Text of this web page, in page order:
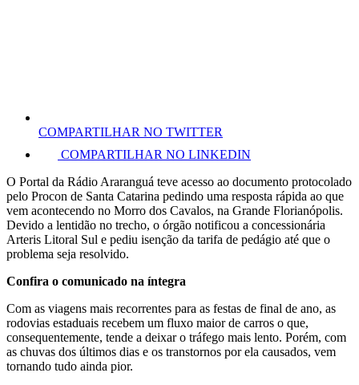
COMPARTILHAR NO TWITTER
COMPARTILHAR NO LINKEDIN
O Portal da Rádio Araranguá teve acesso ao documento protocolado
pelo Procon de Santa Catarina pedindo uma resposta rápida ao que
vem acontecendo no Morro dos Cavalos, na Grande Florianópolis.
Devido a lentidão no trecho, o órgão notificou a concessionária
Arteris Litoral Sul e pediu isenção da tarifa de pedágio até que o
problema seja resolvido.
Confira o comunicado na íntegra
Com as viagens mais recorrentes para as festas de final de ano, as
rodovias estaduais recebem um fluxo maior de carros o que,
consequentemente, tende a deixar o tráfego mais lento. Porém, com
as chuvas dos últimos dias e os transtornos por ela causados, vem
tornando tudo ainda pior.